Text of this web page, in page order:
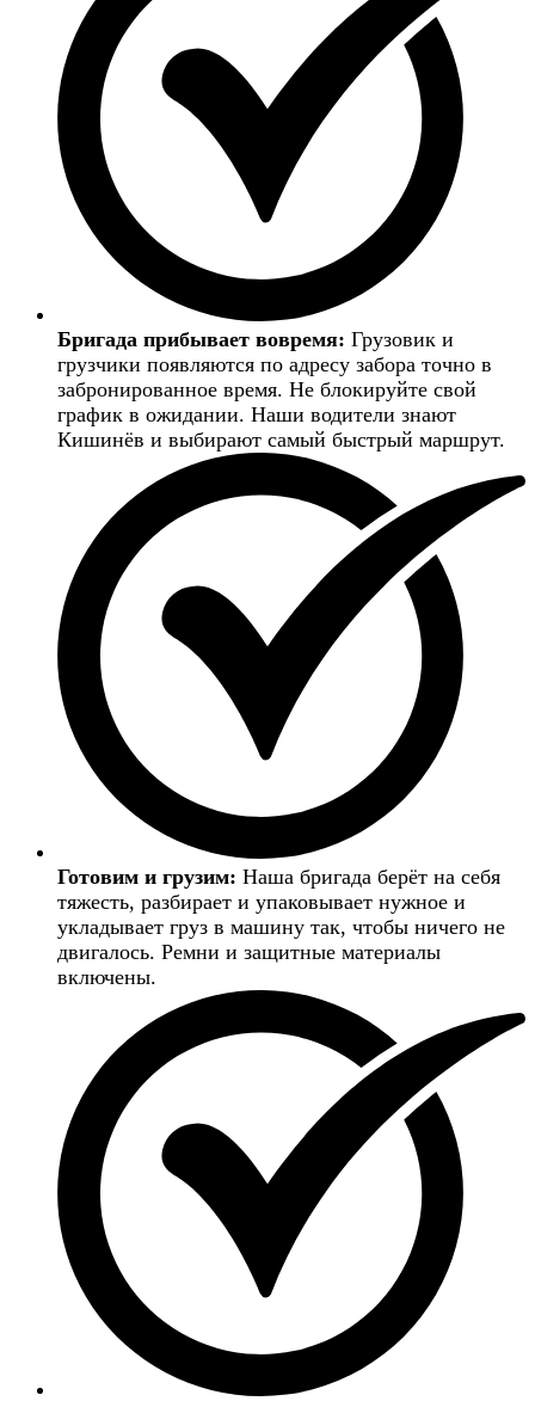
Бригада прибывает вовремя: Грузовик и
грузчики появляются по адресу забора точно в
забронированное время. Не блокируйте свой
график в ожидании. Наши водители знают
Кишинёв и выбирают самый быстрый маршрут.
Готовим и грузим: Наша бригада берёт на себя
тяжесть, разбирает и упаковывает нужное и
укладывает груз в машину так, чтобы ничего не
двигалось. Ремни и защитные материалы
включены.